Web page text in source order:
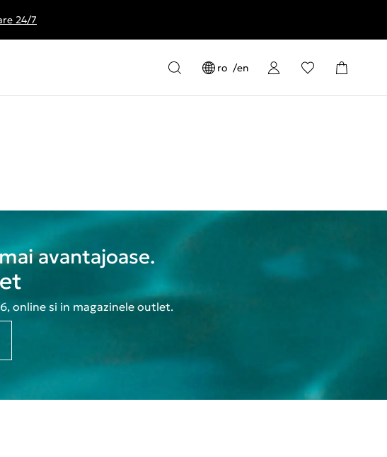
24/7
ro en
avantajoase.
online si in magazinele outlet.